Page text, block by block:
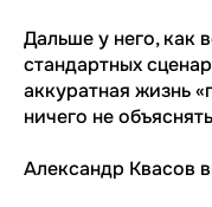
Дальше у него, как
стандартных
аккуратная жизнь
ничего не
Александр Квасов